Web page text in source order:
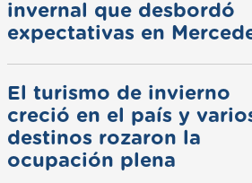
invernal que desbordó
expectativas en
El turismo de invierno
creció en el país y
destinos rozaron la
ocupación plena